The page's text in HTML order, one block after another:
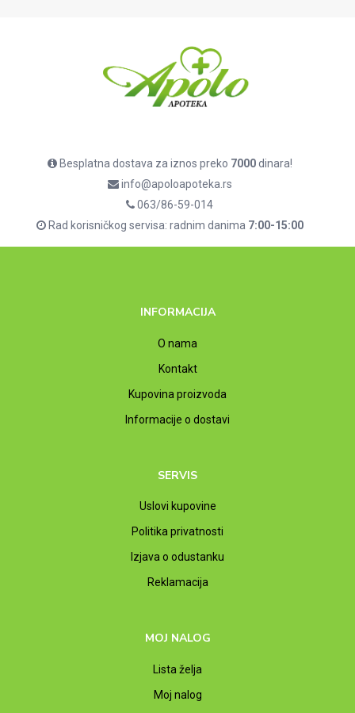
Besplatna dostava za iznos preko 7000dinara!
info@apoloapoteka.rs
063/86-59-014
Rad korisničkog servisa: radnim danima 7:00-15:00
INFORMACIJA
O nama
Kontakt
Kupovina proizvoda
Informacije o dostavi
SERVIS
Uslovi kupovine
Politika privatnosti
Izjava o odustanku
Reklamacija
MOJ NALOG
Lista želja
Moj nalog